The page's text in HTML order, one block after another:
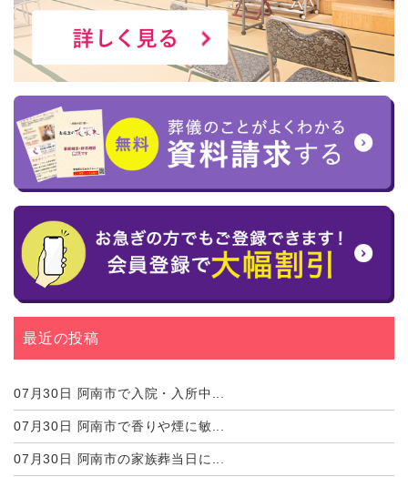
最近の投稿
07月30日 阿南市で入院・入所中...
07月30日 阿南市で香りや煙に敏...
07月30日 阿南市の家族葬当日に...